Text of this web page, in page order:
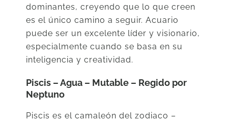
dominantes, creyendo que lo que creen
es el único camino a seguir. Acuario
puede ser un excelente líder y visionario,
especialmente cuando se basa en su
inteligencia y creatividad.
Piscis – Agua – Mutable – Regido por
Neptuno
Piscis es el camaleón del zodiaco –